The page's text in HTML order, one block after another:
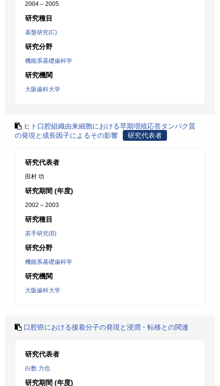
2004 – 2005
研究種目
基盤研究(C)
研究分野
機能系基礎歯科学
研究機関
大阪歯科大学
ヒト口腔組織由来細胞における早期増殖応答タンパク質
の発現と成長因子によるその影響
研究代表者
研究代表者
田村 功
研究期間 (年度)
2002 – 2003
研究種目
若手研究(B)
研究分野
機能系基礎歯科学
研究機関
大阪歯科大学
口腔癌における接着分子の発現と浸潤・転移との関連
研究代表者
白数 力也
研究期間 (年度)